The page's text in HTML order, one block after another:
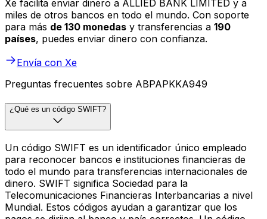
Xe facilita enviar dinero a ALLIED BANK LIMITED y a
miles de otros bancos en todo el mundo. Con soporte
para más de 130 monedas y transferencias a 190
países, puedes enviar dinero con confianza.
Envía con Xe
Preguntas frecuentes sobre ABPAPKKA949
¿Qué es un código SWIFT?
Un código SWIFT es un identificador único empleado
para reconocer bancos e instituciones financieras de
todo el mundo para transferencias internacionales de
dinero. SWIFT significa Sociedad para la
Telecomunicaciones Financieras Interbancarias a nivel
Mundial. Estos códigos ayudan a garantizar que los